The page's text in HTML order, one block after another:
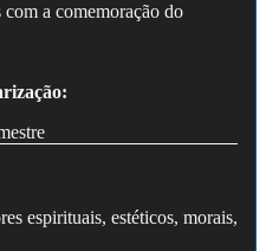
a comemoração do
espirituais, estéticos, morais,